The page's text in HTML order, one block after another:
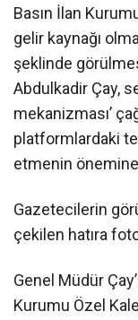
Basın İlan
gelir kaynağı
şeklinde
Abdulkadir Çay,
mekanizması’
platformlardaki
etmenin
Gazetecilerin
çekilen hatıra
Genel Müdür
Kurumu Özel